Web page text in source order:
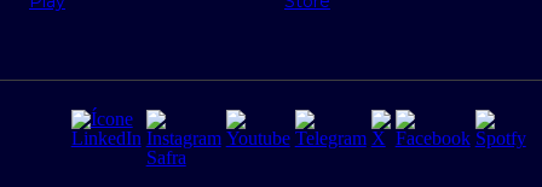
Regras e Parâmetros de Atuação Banco Safra
Segurança da Informação
Tarifas e serviços Pessoa Física
Derivativos
Agronegócios